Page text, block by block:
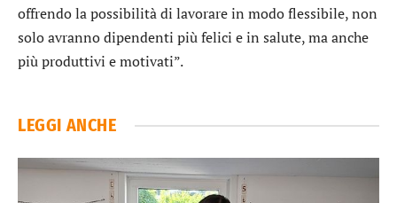
offrendo la possibilità di lavorare in modo flessibile, non
solo avranno dipendenti più felici e in salute, ma anche
più produttivi e motivati”.
LEGGI ANCHE